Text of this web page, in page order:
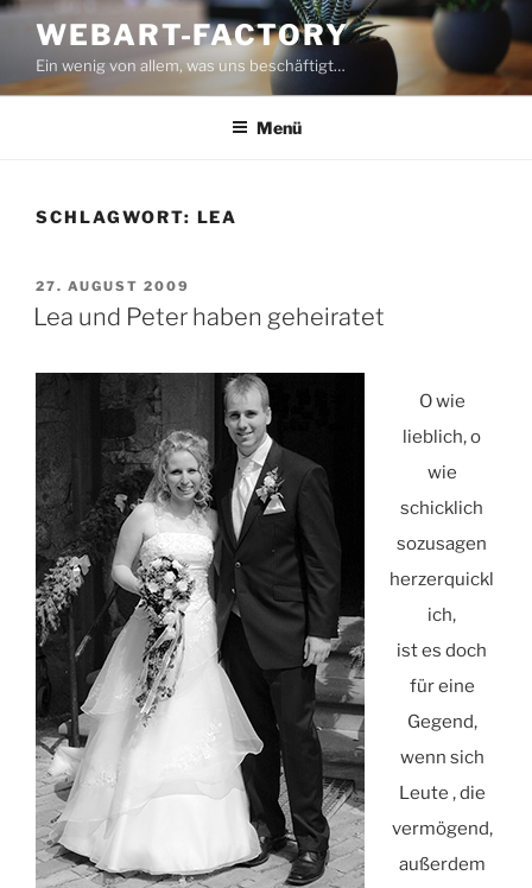
Zum
Inhalt
springen
WEBART-FACTORY
Ein wenig von allem, was uns beschäftigt…
Menü
SCHLAGWORT: LEA
VERÖFFENTLICHT
AM
27. AUGUST 2009
Lea und Peter haben geheiratet
O wie
lieblich, o
wie
schicklich
sozusagen
herzerquickl
ich,
ist es doch
für eine
Gegend,
wenn sich
Leute , die
vermögend,
außerdem